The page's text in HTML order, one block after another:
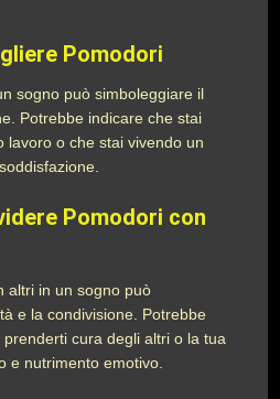
Pomodori
sogno può simboleggiare il
Potrebbe indicare che stai
lavoro o che stai vivendo un
Pomodori con
altri in un sogno può
e la condivisione. Potrebbe
cura degli altri o la tua
e nutrimento emotivo.